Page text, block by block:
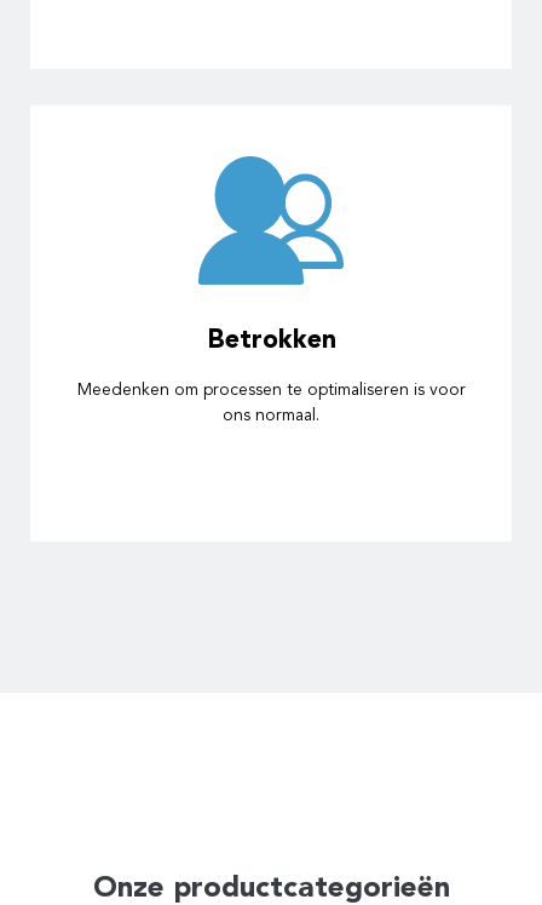
Betrokken
Meedenken om processen te optimaliseren is voor
ons normaal.
Onze productcategorieën